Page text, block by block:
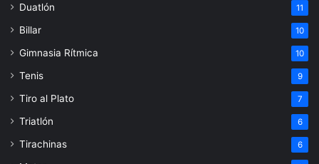
Duatlón 11
Billar 10
Gimnasia Rítmica 10
Tenis 9
Tiro al Plato 7
Triatlón 6
Tirachinas 6